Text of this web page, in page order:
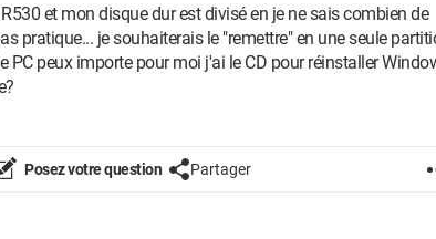
et mon disque dur est divisé en je ne sais combien de
pratique... je souhaiterais le "remettre" en une seule
PC peux importe pour moi j'ai le CD pour réinstaller
Posez votre question Partager